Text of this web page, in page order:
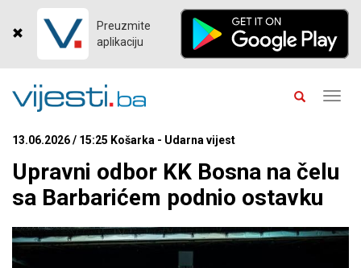
Preuzmite
aplikaciju
13.06.2026 / 15:25 Košarka - Udarna vijest
Upravni odbor KK Bosna na čelu
sa Barbarićem podnio ostavku